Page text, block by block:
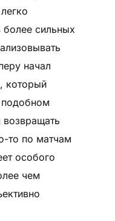
более сильных
начал
который
подобном
возвращать
то по матчам
особого
чем